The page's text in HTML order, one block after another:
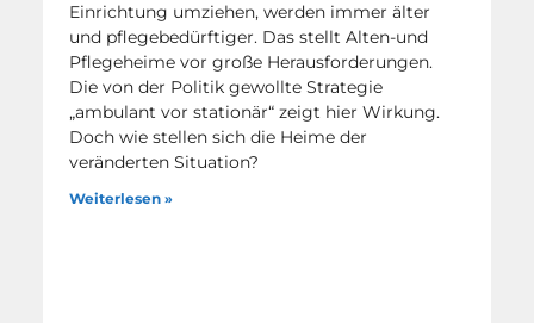
Einrichtung umziehen, werden immer älter
und pflegebedürftiger. Das stellt Alten-und
Pflegeheime vor große Herausforderungen.
Die von der Politik gewollte Strategie
„ambulant vor stationär“ zeigt hier Wirkung.
Doch wie stellen sich die Heime der
veränderten Situation?
Weiterlesen »